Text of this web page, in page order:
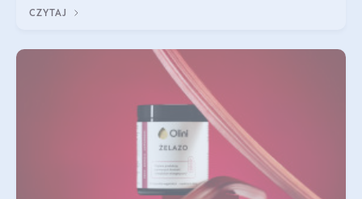
bariera hydrolipidowa.
CZYTAJ